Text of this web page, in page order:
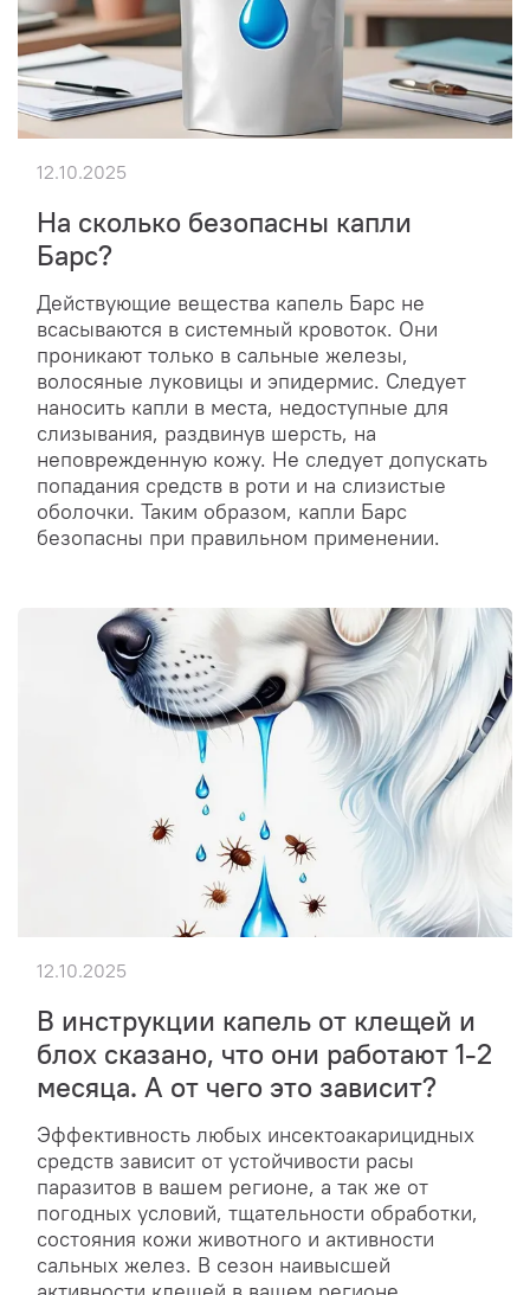
На сколько безопасны капли
Барс?
Действующие вещества капель Барс не
всасываются в системный кровоток. Они
проникают только в сальные железы,
волосяные луковицы и эпидермис. Следует
наносить капли в места, недоступные для
слизывания, раздвинув шерсть, на
неповрежденную кожу. Не следует допускать
попадания средств в роти и на слизистые
оболочки. Таким образом, капли Барс
безопасны при правильном применении.
12.10.2025
В инструкции капель от клещей и
блох сказано, что они работают 1-2
месяца. А от чего это зависит?
Эффективность любых инсектоакарицидных
средств зависит от устойчивости расы
паразитов в вашем регионе, а так же от
погодных условий, тщательности обработки,
состояния кожи животного и активности
сальных желез. В сезон наивысшей
12.10.2025